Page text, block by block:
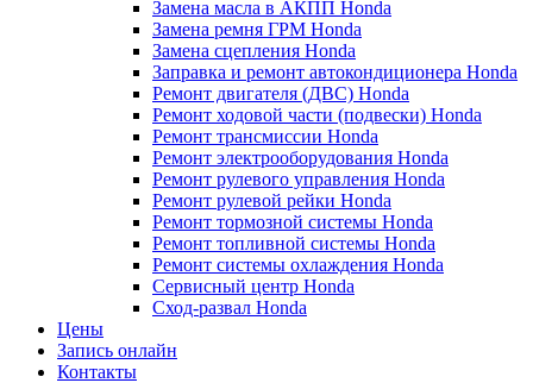
Замена масла в АКПП Honda
Замена ремня ГРМ Honda
Замена сцепления Honda
Заправка и ремонт автокондиционера Honda
Ремонт двигателя (ДВС) Honda
Ремонт ходовой части (подвески) Honda
Ремонт трансмиссии Honda
Ремонт электрооборудования Honda
Ремонт рулевого управления Honda
Ремонт рулевой рейки Honda
Ремонт тормозной системы Honda
Ремонт топливной системы Honda
Ремонт системы охлаждения Honda
Сервисный центр Honda
Сход-развал Honda
Цены
Запись онлайн
Контакты